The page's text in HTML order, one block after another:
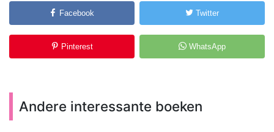
Facebook Twitter
Pinterest WhatsApp
Andere interessante boeken